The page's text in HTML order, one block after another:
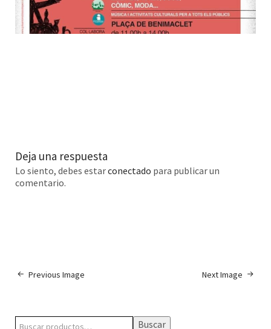
Deja una respuesta
Lo siento, debes estarconectado para publicar un
comentario.
Next Image
Previous Image
Buscar